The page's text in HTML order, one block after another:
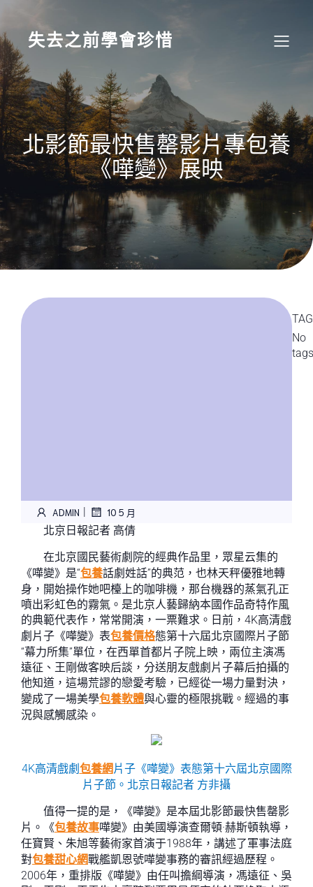
content
失去之前學會珍惜
北影節最快售罄影片專包養
《嘩變》展映
ADMIN | 10 5 月
北京日報記者 高倩
在北京國民藝術劇院的經典作品里，眾星云集的
《嘩變》是“包養話劇姓話”的典范，也林天秤優雅地轉
身，開始操作她吧檯上的咖啡機，那台機器的蒸氣孔正
噴出彩虹色的霧氣。是北京人藝歸納本國作品奇特作風
的典範代表作，常常開演，一票難求。日前，4K高清戲
劇片子《嘩變》表包養價格態第十六屆北京國際片子節
“幕力所集”單位，在西單首都片子院上映，兩位主演馮
遠征、王剛做客映后談，分送朋友戲劇片子幕后拍攝的
他知道，這場荒謬的戀愛考驗，已經從一場力量對決，
變成了一場美學包養軟體與心靈的極限挑戰。經過的事
況與感觸感染。
4K高清戲劇 包養網 片子《嘩變》表態第十六屆北京國際
片子節。北京日報記者 方非攝
值得一提的是，《嘩變》是本屆北影節最快售罄影
片。《包養故事嘩變》由美國導演查爾頓·赫斯頓執導，
任寶賢、朱旭等藝術家首演于1988年，講述了軍事法庭
對包養甜心網戰艦凱恩號嘩變事務的審訊經過歷程。
2006年，重排版《嘩變》由任叫擔綱導演，馮遠征、吳
No
tags